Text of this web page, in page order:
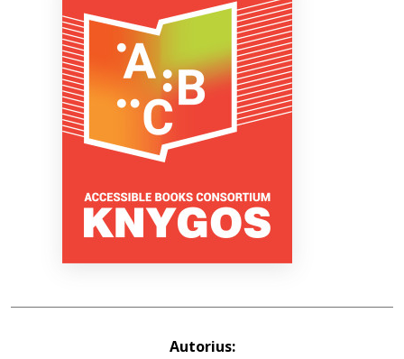
Bibliotekoms
Autorius: